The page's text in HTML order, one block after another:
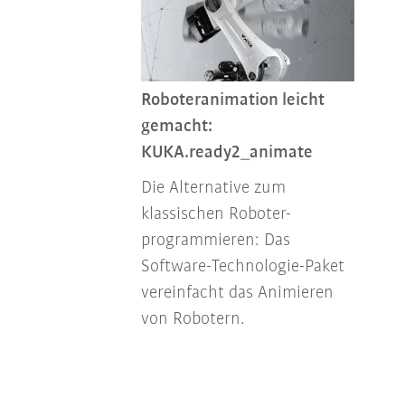
Roboteranimation leicht
gemacht:
KUKA.ready2_animate
Die Alternative zum
klassischen Roboter-
programmieren: Das
Software-Technologie-Paket
vereinfacht das Animieren
von Robotern.